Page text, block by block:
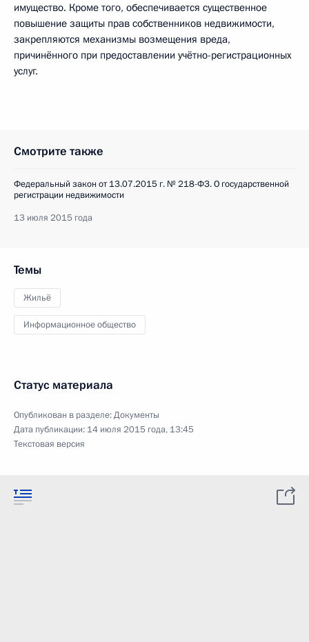
имущество. Кроме того, обеспечивается существенное
повышение защиты прав собственников недвижимости,
закрепляются механизмы возмещения вреда,
причинённого при предоставлении учётно-регистрационных
услуг.
Смотрите также
Федеральный закон от 13.07.2015 г. № 218-ФЗ. О государственной
регистрации недвижимости
13 июля 2015 года
Темы
Жильё
Информационное общество
Статус материала
Опубликован в разделе:Документы
Дата публикации: 14 июля 2015 года, 13:45
Текстовая версия